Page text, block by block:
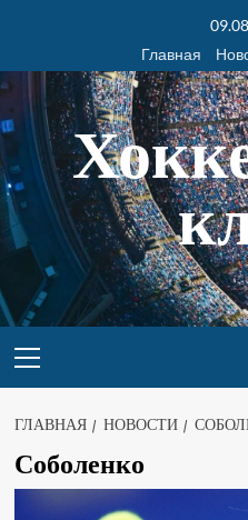
Главная
ГЛАВНАЯ НОВОСТИ
Соболенко